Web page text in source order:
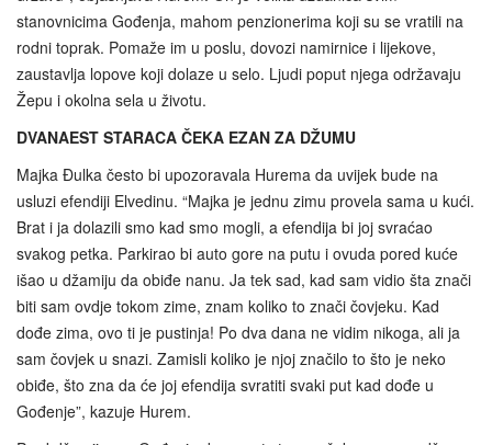
stanovnicima Gođenja, mahom penzionerima koji su se vratili na
rodni toprak. Pomaže im u poslu, dovozi namirnice i lijekove,
zaustavlja lopove koji dolaze u selo. Ljudi poput njega održavaju
Žepu i okolna sela u životu.
DVANAEST STARACA ČEKA EZAN ZA DŽUMU
Majka Đulka često bi upozoravala Hurema da uvijek bude na
usluzi efendiji Elvedinu. “Majka je jednu zimu provela sama u kući.
Brat i ja dolazili smo kad smo mogli, a efendija bi joj svraćao
svakog petka. Parkirao bi auto gore na putu i ovuda pored kuće
išao u džamiju da obiđe nanu. Ja tek sad, kad sam vidio šta znači
biti sam ovdje tokom zime, znam koliko to znači čovjeku. Kad
dođe zima, ovo ti je pustinja! Po dva dana ne vidim nikoga, ali ja
sam čovjek u snazi. Zamisli koliko je njoj značilo to što je neko
obiđe, što zna da će joj efendija svratiti svaki put kad dođe u
Gođenje”, kazuje Hurem.